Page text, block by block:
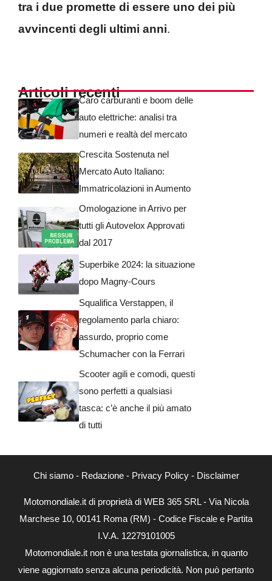
tra i due promette di essere uno dei più
avvincenti degli ultimi anni.
Articoli recentiCaro carburanti e boom delle
auto elettriche: analisi tra
numeri e realtà del mercato
Crescita Sostenuta nel
Mercato Auto Italiano:
Immatricolazioni in Aumento
Omologazione in Arrivo per
tutti gli Autovelox Approvati
dal 2017
Superbike 2024: la situazione
dopo Magny-Cours
Squalifica Verstappen, il
regolamento parla chiaro:
assurdo, proprio come
Schumacher con la Ferrari
Scooter agili e comodi, questi
sono perfetti a qualsiasi
tasca: c’è anche il più amato
di tutti
Chi siamo- Redazione- Privacy Policy- Disclaimer
Motomondiale.it di proprietà di WEB 365 SRL - Via Nicola
Marchese 10, 00141 Roma (RM) - Codice Fiscale e Partita
I.V.A. 12279101005
Motomondiale.it non è una testata giornalistica, in quanto
viene aggiornato senza alcuna periodicità. Non può pertanto